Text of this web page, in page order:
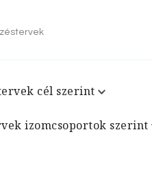
cél szerint
izomcsoportok szerint